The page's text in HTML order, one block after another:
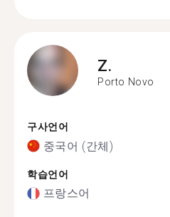
Z.
Porto Novo
구사언어
중국어 (간체)
학습언어
프랑스어